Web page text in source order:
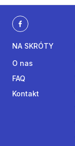
NA SKRÓTY
O nas
FAQ
Kontakt